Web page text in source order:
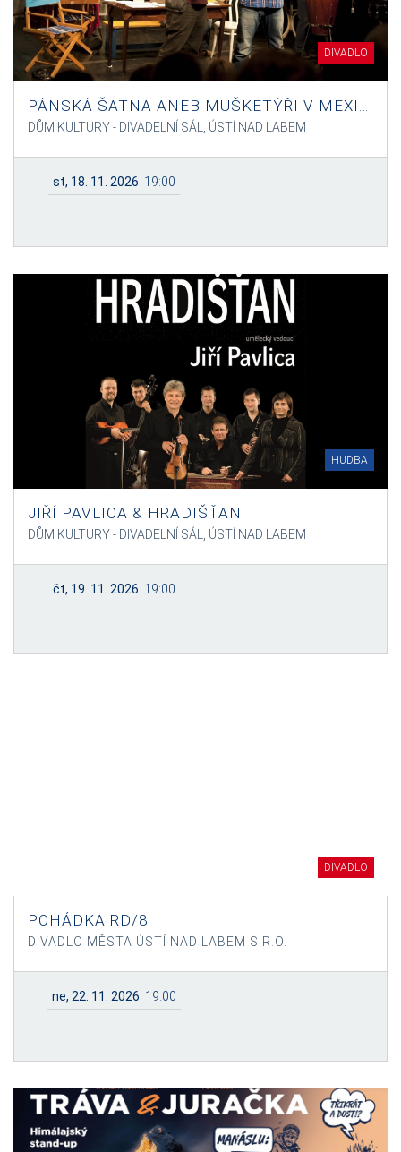
DIVADLO
DŮM KULTURY - DIVADELNÍ SÁL, ÚSTÍ NAD LABEM
st, 18. 11. 2026 19:00
HUDBA
JIŘÍ PAVLICA & HRADIŠŤAN
DŮM KULTURY - DIVADELNÍ SÁL, ÚSTÍ NAD LABEM
čt, 19. 11. 2026 19:00
DIVADLO
POHÁDKA RD/8
DIVADLO MĚSTA ÚSTÍ NAD LABEM S.R.O.
ne, 22. 11. 2026 19:00